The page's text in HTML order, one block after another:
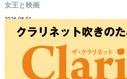
女王と映画
2026-08-01